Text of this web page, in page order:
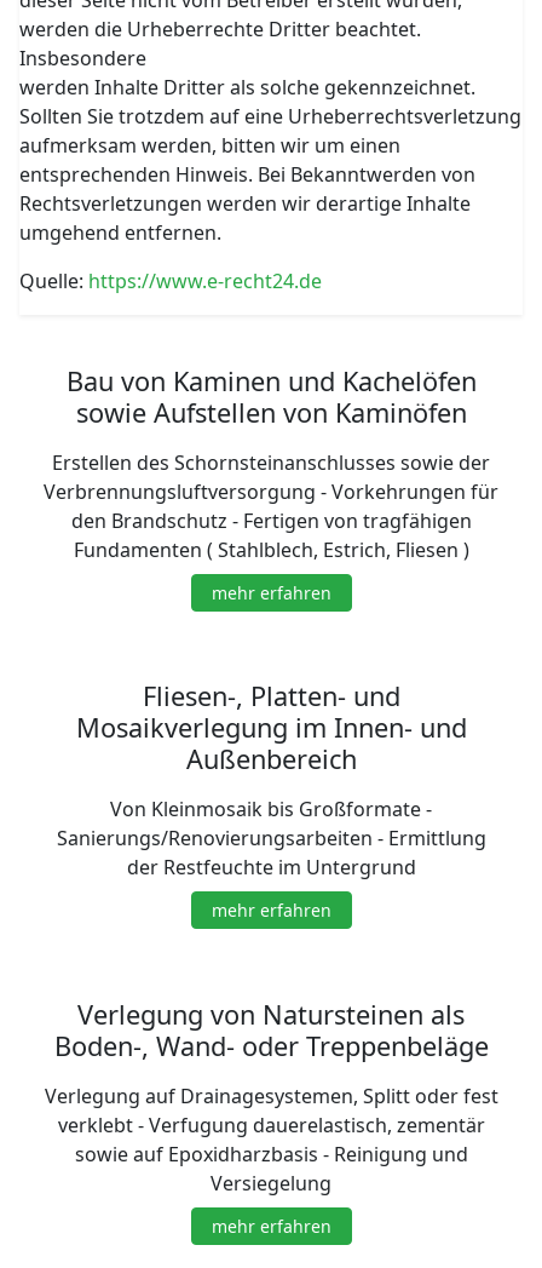
werden die Urheberrechte Dritter beachtet.
Insbesondere
werden Inhalte Dritter als solche gekennzeichnet.
Sollten Sie trotzdem auf eine Urheberrechtsverletzung
aufmerksam werden, bitten wir um einen
entsprechenden Hinweis. Bei Bekanntwerden von
Rechtsverletzungen werden wir derartige Inhalte
umgehend entfernen.
Quelle: https://www.e-recht24.de
Bau von Kaminen und Kachelöfen
sowie Aufstellen von Kaminöfen
Erstellen des Schornsteinanschlusses sowie der
Verbrennungsluftversorgung - Vorkehrungen für
den Brandschutz - Fertigen von tragfähigen
Fundamenten ( Stahlblech, Estrich, Fliesen )
mehr erfahren
Fliesen-, Platten- und
Mosaikverlegung im Innen- und
Außenbereich
Von Kleinmosaik bis Großformate -
Sanierungs/Renovierungsarbeiten - Ermittlung
der Restfeuchte im Untergrund
mehr erfahren
Verlegung von Natursteinen als
Boden-, Wand- oder Treppenbeläge
Verlegung auf Drainagesystemen, Splitt oder fest
verklebt - Verfugung dauerelastisch, zementär
sowie auf Epoxidharzbasis - Reinigung und
Versiegelung
mehr erfahren